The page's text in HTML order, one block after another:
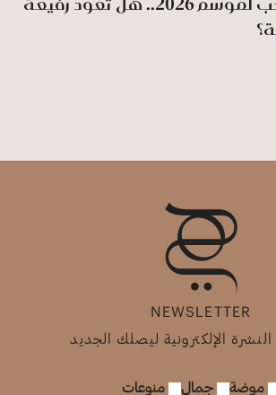
NEWSLETTER
الإلكترونية ليصلك الجديد
جمال منوعات